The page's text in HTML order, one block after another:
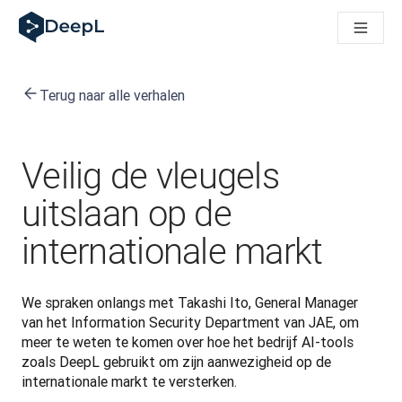
DeepL voor AI-agenten
DeepL Translation Flow: Nieuwe, door AI aangestuurde
Maak kennis met Translation Flow: Lokalisatie die
Van hoogwaardige tekstvertalingen tot een realtime
Building an instantly accessible voice demo with DeepL
Terug naar alle verhalen
Veilig de vleugels
uitslaan op de
internationale markt
We spraken onlangs met Takashi Ito, General Manager
van het Information Security Department van JAE, om
meer te weten te komen over hoe het bedrijf AI-tools
zoals DeepL gebruikt om zijn aanwezigheid op de
internationale markt te versterken.